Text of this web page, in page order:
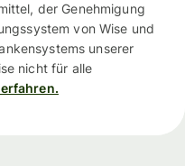
der Genehmigung
von Wise und
unserer
nicht für alle